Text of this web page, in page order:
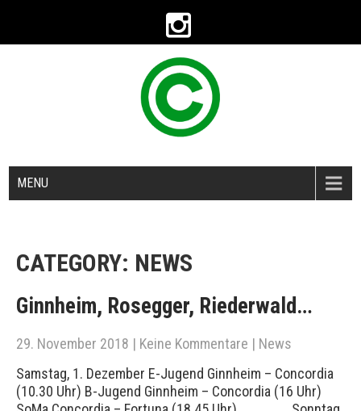
MENU
CATEGORY: NEWS
Ginnheim, Rosegger, Riederwald…
29. November 2018 | Keine Kommentare | News
Samstag, 1. Dezember E-Jugend Ginnheim – Concordia
(10.30 Uhr) B-Jugend Ginnheim – Concordia (16 Uhr)